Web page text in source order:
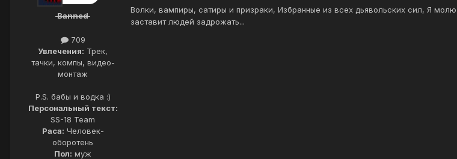
Banned
709
Увлечения: Трек,
тачки, компы, видео-
монтаж
P.S. бабы и водка :)
Персональный текст:
SS-18 Team
Раса: Человек-
оборотень
Пол: муж
Волки, вампиры, сатиры и призраки, Избранные из всех дьявольских сил, Я
заставит людей задрожать...